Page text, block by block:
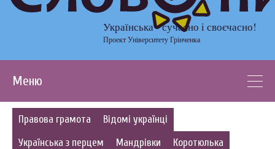
Українська - сучасно і своєчасно!
Проект Університету Грінченка
Меню
Правова грамота
Відомі українці
Українська з перцем
Мандрівки
Коротюлька